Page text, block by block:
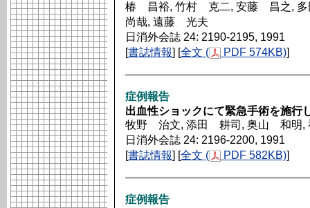
椿 昌裕, 竹村 克二, 安藤 昌之,
尚哉, 遠藤 光夫
日消外会誌 24: 2190-2195, 1991
[書誌情報] [全文 ( PDF 574KB)]
症例報告
出血性ショックにて緊急手術を施行
牧野 治文, 添田 耕司, 奥山 和明
日消外会誌 24: 2196-2200, 1991
[書誌情報] [全文 ( PDF 582KB)]
症例報告